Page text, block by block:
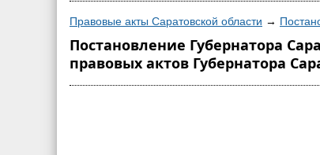
Правовые акты Саратовской области →
Постановление Губернатора
правовых актов Губернатора